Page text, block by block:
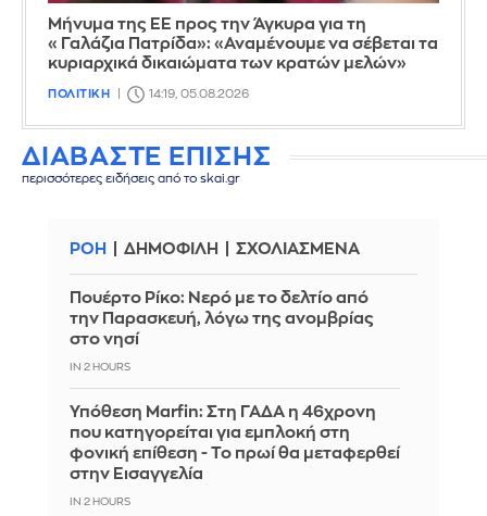
Μήνυμα της ΕΕ προς την Άγκυρα για τη
«Γαλάζια Πατρίδα»: «Αναμένουμε να σέβεται τα
κυριαρχικά δικαιώματα των κρατών μελών»
ΠΟΛΙΤΙΚΗ 14:19, 05.08.2026
ΔΙΑΒΑΣΤΕ ΕΠΙΣΗΣ
περισσότερες ειδήσεις από το skai.gr
ΡΟΗ ΔΗΜΟΦΙΛΗ ΣΧΟΛΙΑΣΜΕΝΑ
Πουέρτο Ρίκο: Νερό με το δελτίο από
την Παρασκευή, λόγω της ανομβρίας
στο νησί
IN 2 HOURS
Υπόθεση Marfin: Στη ΓΑΔΑ η 46χρονη
που κατηγορείται για εμπλοκή στη
φονική επίθεση - Το πρωί θα μεταφερθεί
στην Εισαγγελία
IN 2 HOURS